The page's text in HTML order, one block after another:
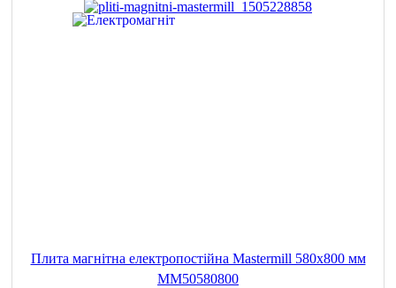
Плита магнітна електропостійна Mastermill 580x800 мм
MM50580800